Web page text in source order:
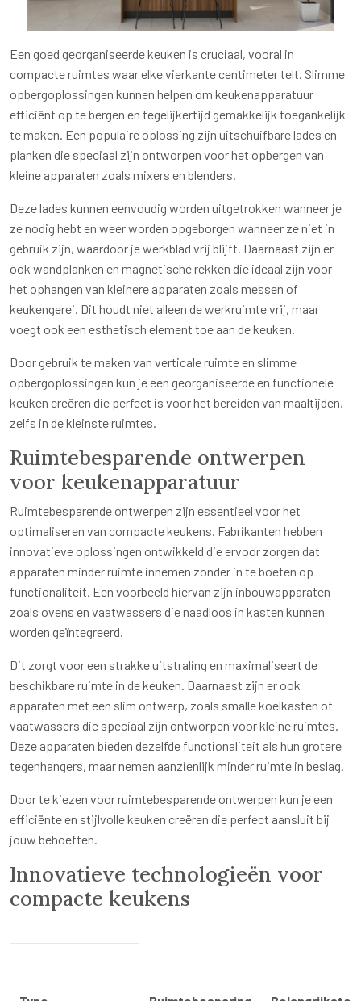
Een goed georganiseerde keuken is cruciaal, vooral in
compacte ruimtes waar elke vierkante centimeter telt. Slimme
opbergoplossingen kunnen helpen om keukenapparatuur
efficiënt op te bergen en tegelijkertijd gemakkelijk toegankelijk
te maken. Een populaire oplossing zijn uitschuifbare lades en
planken die speciaal zijn ontworpen voor het opbergen van
kleine apparaten zoals mixers en blenders.
Deze lades kunnen eenvoudig worden uitgetrokken wanneer je
ze nodig hebt en weer worden opgeborgen wanneer ze niet in
gebruik zijn, waardoor je werkblad vrij blijft. Daarnaast zijn er
ook wandplanken en magnetische rekken die ideaal zijn voor
het ophangen van kleinere apparaten zoals messen of
keukengerei. Dit houdt niet alleen de werkruimte vrij, maar
voegt ook een esthetisch element toe aan de keuken.
Door gebruik te maken van verticale ruimte en slimme
opbergoplossingen kun je een georganiseerde en functionele
keuken creëren die perfect is voor het bereiden van maaltijden,
zelfs in de kleinste ruimtes.
Ruimtebesparende ontwerpen
voor keukenapparatuur
Ruimtebesparende ontwerpen zijn essentieel voor het
optimaliseren van compacte keukens. Fabrikanten hebben
innovatieve oplossingen ontwikkeld die ervoor zorgen dat
apparaten minder ruimte innemen zonder in te boeten op
functionaliteit. Een voorbeeld hiervan zijn inbouwapparaten
zoals ovens en vaatwassers die naadloos in kasten kunnen
worden geïntegreerd.
Dit zorgt voor een strakke uitstraling en maximaliseert de
beschikbare ruimte in de keuken. Daarnaast zijn er ook
apparaten met een slim ontwerp, zoals smalle koelkasten of
vaatwassers die speciaal zijn ontworpen voor kleine ruimtes.
Deze apparaten bieden dezelfde functionaliteit als hun grotere
tegenhangers, maar nemen aanzienlijk minder ruimte in beslag.
Door te kiezen voor ruimtebesparende ontwerpen kun je een
efficiënte en stijlvolle keuken creëren die perfect aansluit bij
jouw behoeften.
Innovatieve technologieën voor
compacte keukens